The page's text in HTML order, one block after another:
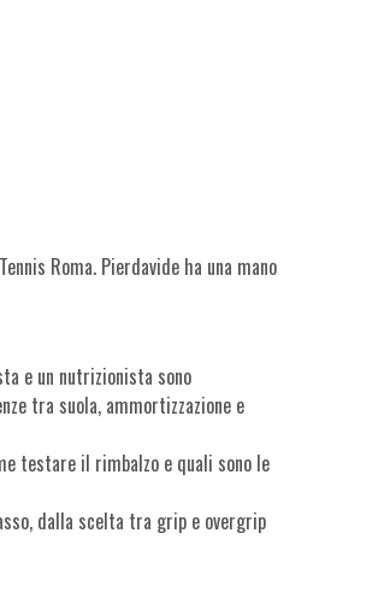
Roma. Pierdavide ha una mano
e un nutrizionista sono
tra suola, ammortizzazione e
testare il rimbalzo e quali sono le
dalla scelta tra grip e overgrip